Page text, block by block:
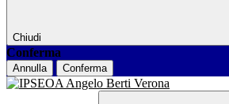
Chiudi
Conferma
Annulla Conferma